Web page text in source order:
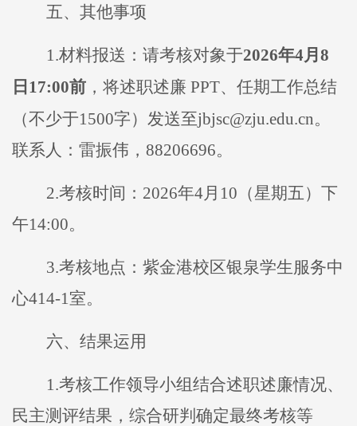
五、 其他事项
1.材料报送：请考核对象于2026年4月 8
日 17:00前 ，将述职述廉 PPT、任期工作总结
（不少于1500字） 发送至jbjsc@zju.edu.cn。
联系人：雷振伟， 88206696。
2.考核时间： 2026年4月 10 （星期五）下
午14:00。
3.考核地点： 紫金港校区银泉学生服务中
心414-1室。
六、结果运用
1.考核工作领导小组结合述职述廉情况、
民主测评结果，综合研判确定最终考核等